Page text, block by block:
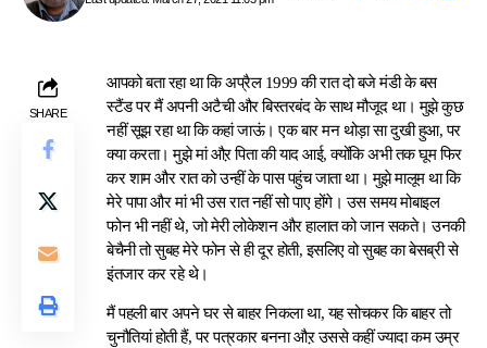
SHARE
आपको बता रहा था कि अप्रैल 1999 की रात दो बजे मंडी के बस
स्टैंड पर मैं अपनी अटैची और बिस्तरबंद के साथ मौजूद था। मुझे कुछ
नहीं सूझ रहा था कि कहां जाऊं। एक बार मन थोड़ा सा दुखी हुआ, पर
क्या करता। मुझे मां औऱ पिता की याद आई, क्योंकि अभी तक घूम फिर
कर शाम और रात को उन्हीं के पास पहुंच जाता था। मुझे मालूम था कि
मेरे पापा और मां भी उस रात नहीं सो पाए होंगे। उस समय मोबाइल
फोन भी नहीं थे, जो मेरी लोकेशन और हालात को जान सकते। उनकी
बेचैनी तो सुबह मेरे फोन से ही दूर होती, इसलिए वो सुबह का बेसब्री से
इंतजार कर रहे थे।
मैं पहली बार अपने घर से बाहर निकला था, यह सोचकर कि बाहर तो
चुनौतियां होती हैं, पर पत्रकार बनना औऱ उससे कहीं ज्यादा कम उम्र